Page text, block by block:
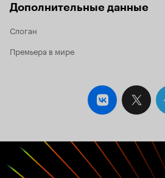
Дополнительные данные
Слоган
Премьера в мире